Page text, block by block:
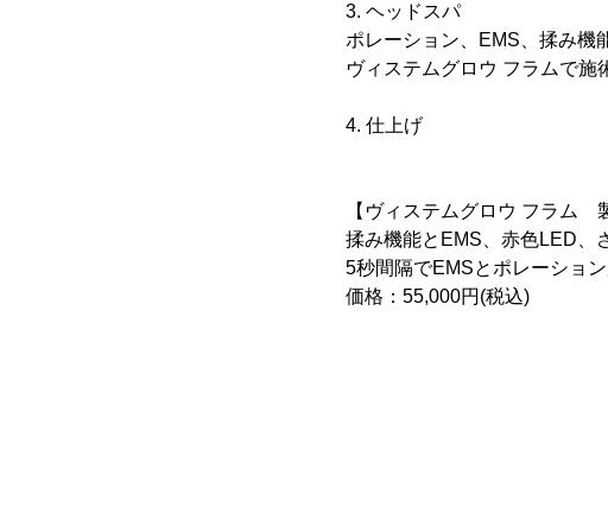
3. ヘッドスパ
ポレーション、EMS、揉み機
ヴィステムグロウ フラムで施
4. 仕上げ
【ヴィステムグロウ フラム
揉み機能とEMS、赤色LED、
5秒間隔でEMSとポレーション
価格：55,000円(税込)